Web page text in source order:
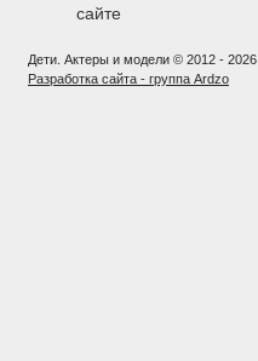
сайте
Дети. Актеры и модели © 2012 - 2026
Разработка сайта - группа Ardzo